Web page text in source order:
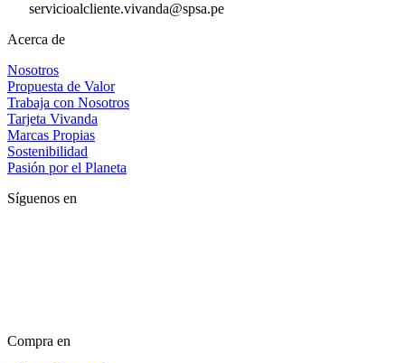
servicioalcliente.vivanda@spsa.pe
Acerca de
Nosotros
Propuesta de Valor
Trabaja con Nosotros
Tarjeta Vivanda
Marcas Propias
Sostenibilidad
Pasión por el Planeta
Síguenos en
Compra en